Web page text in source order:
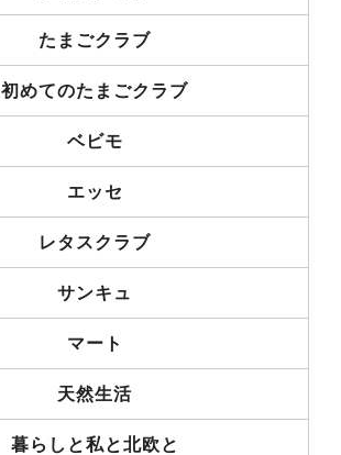
たまごクラブ
初めてのたまごクラブ
ベビモ
エッセ
レタスクラブ
サンキュ
マート
天然生活
暮らしと私と北欧と